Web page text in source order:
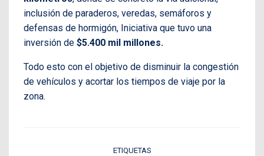
inclusión de paraderos, veredas, semáforos y
defensas de hormigón, Iniciativa que tuvo una
inversión de $5.400 mil millones.
Todo esto con el objetivo de disminuir la congestión
de vehículos y acortar los tiempos de viaje por la
zona.
ETIQUETAS